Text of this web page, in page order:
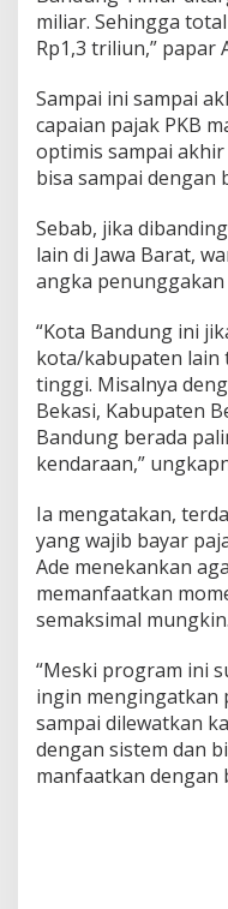
miliar. Sehingga
Rp1,3 triliun,” papar
Sampai ini sampai
capaian pajak PKB
optimis sampai
bisa sampai dengan
Sebab, jika
lain di Jawa Barat,
angka
“Kota Bandung ini
kota/kabupaten lain
tinggi. Misalnya
Bekasi, Kabupaten
Bandung berada
kendaraan,”
Ia mengatakan,
yang wajib bayar
Ade menekankan
memanfaatkan
semaksimal mungkin.
“Meski program ini
ingin mengingatkan
sampai dilewatkan
dengan sistem dan
manfaatkan dengan